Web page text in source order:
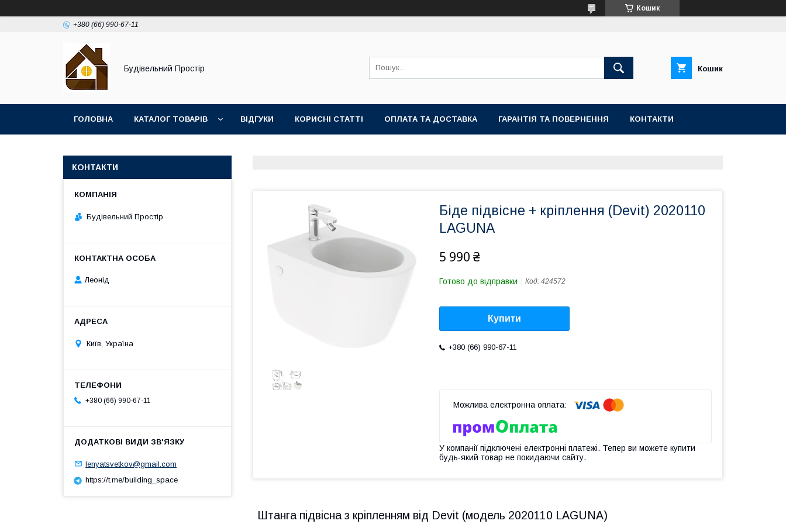
Кошик
+380 (66) 990-67-11
Будівельний Простір Кошик
ГОЛОВНА КАТАЛОГ ТОВАРІВ ВІДГУКИ КОРИСНІ СТАТТІ ОПЛАТА ТА ДОСТАВКА ГАРАНТІЯ ТА ПОВЕРНЕННЯ КОНТАКТИ
Біде підвісне + кріплення (Devit) 2020110
LAGUNA
5 990 ₴
Готово до відправки Код: 424572
Купити
+380 (66) 990-67-11
У компанії підключені електронні платежі. Тепер ви можете купити
будь-який товар не покидаючи сайту.
Штанга підвісна з кріпленням від Devit (модель 2020110 LAGUNA)
КОНТАКТИ
Будівельний Простір
Леонід
Київ, Україна
+380 (66) 990-67-11
lenyatsvetkov@gmail.com
https://t.me/building_space